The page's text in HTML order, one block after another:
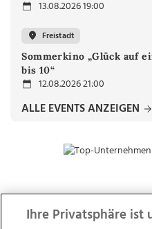
13.08.2026 19:00
Freistadt
Sommerkino „Glück auf
bis 10“
12.08.2026 21:00
ALLE EVENTS ANZEIGEN
ZUR
Ihre Privatsphäre ist